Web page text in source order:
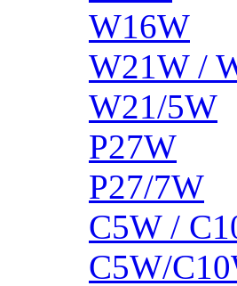
W16W
W21W /
W21/5W
P27W
P27/7W
C5W /
C5W/